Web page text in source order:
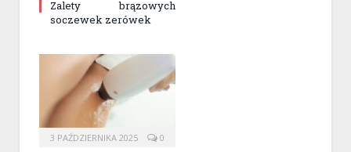
Zalety brązowych
soczewek zerówek
3 PAŹDZIERNIKA 2025 0